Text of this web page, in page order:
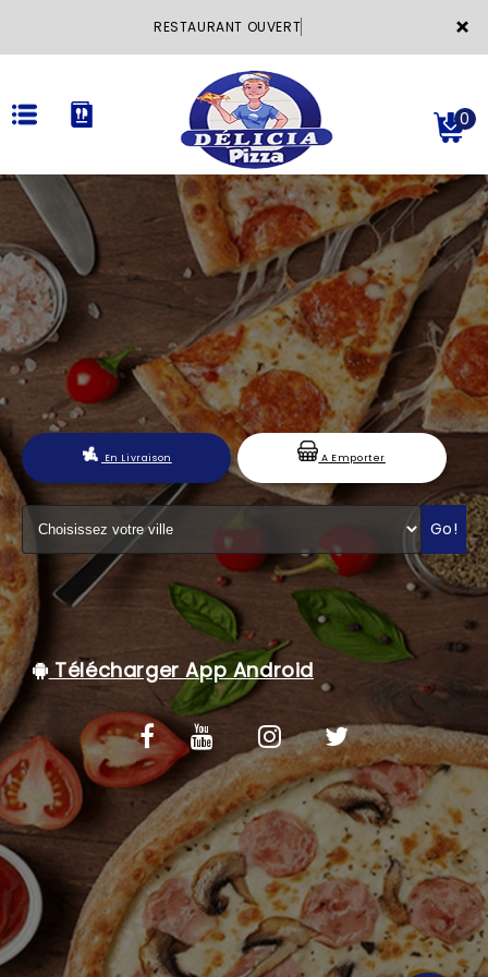
×
RESTAURANT OUVERT
ACCUEIL
LA CARTE
VOTRE COMPTE
NOTRE RESTAURANT
VOS AVIS
MENTIONS LÉGALES
C.G.V
0
En Livraison A Emporter
Go!
Télécharger App Android